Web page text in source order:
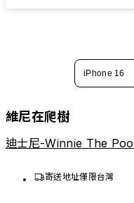
iPhone 16
維尼在爬樹
迪士尼-Winnie The
寄送地址僅限台灣